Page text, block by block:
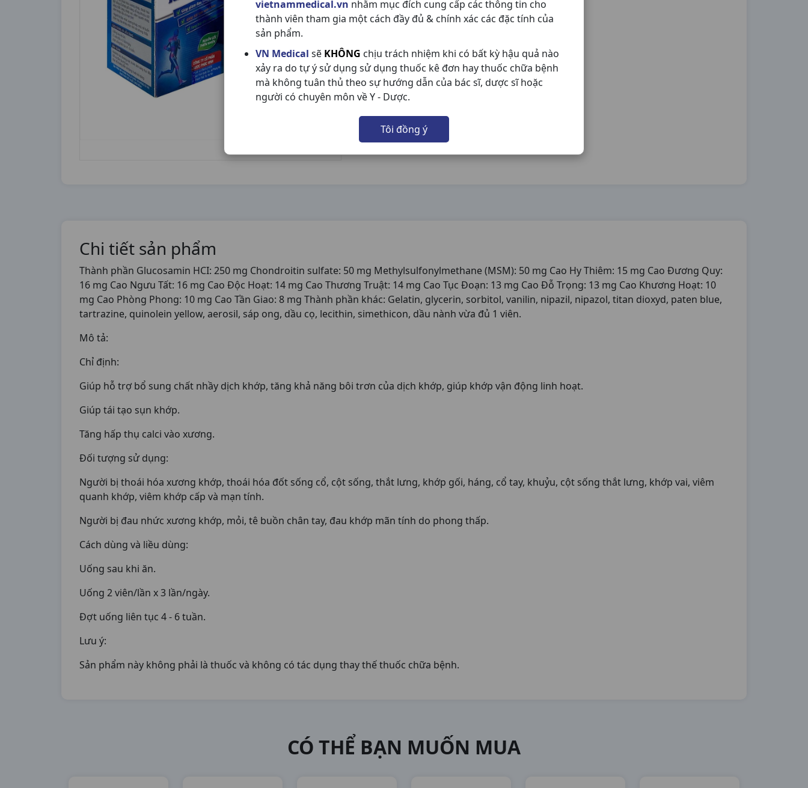
vietnammedical.vn nhằm mục đích cung cấp các thông tin cho
thành viên tham gia một cách đầy đủ & chính xác các đặc tính của
sản phẩm.
VN Medical sẽ KHÔNG chịu trách nhiệm khi có bất kỳ hậu quả nào
xảy ra do tự ý sử dụng sử dụng thuốc kê đơn hay thuốc chữa bệnh
mà không tuân thủ theo sự hướng dẫn của bác sĩ, dược sĩ hoặc
người có chuyên môn về Y - Dược.
Tôi đồng ý
Chi tiết sản phẩm
Thành phần Glucosamin HCI: 250 mg Chondroitin sulfate: 50 mg Methylsulfonylmethane (MSM): 50 mg Cao Hy Thiêm: 15 mg Cao Đương Quy:
16 mg Cao Ngưu Tất: 16 mg Cao Độc Hoạt: 14 mg Cao Thương Truật: 14 mg Cao Tục Đoạn: 13 mg Cao Đỗ Trọng: 13 mg Cao Khương Hoạt: 10
mg Cao Phòng Phong: 10 mg Cao Tần Giao: 8 mg Thành phần khác: Gelatin, glycerin, sorbitol, vanilin, nipazil, nipazol, titan dioxyd, paten blue,
tartrazine, quinolein yellow, aerosil, sáp ong, dầu cọ, lecithin, simethicon, dầu nành vừa đủ 1 viên.
Mô tả:
Chỉ định:
Giúp hỗ trợ bổ sung chất nhầy dịch khớp, tăng khả năng bôi trơn của dịch khớp, giúp khớp vận động linh hoạt.
Giúp tái tạo sụn khớp.
Tăng hấp thụ calci vào xương.
Đối tượng sử dụng:
Người bị thoái hóa xương khớp, thoái hóa đốt sống cổ, cột sống, thắt lưng, khớp gối, háng, cổ tay, khuỷu, cột sống thắt lưng, khớp vai, viêm
quanh khớp, viêm khớp cấp và mạn tính.
Người bị đau nhức xương khớp, mỏi, tê buồn chân tay, đau khớp mãn tính do phong thấp.
Cách dùng và liều dùng:
Uống sau khi ăn.
Uống 2 viên/lần x 3 lần/ngày.
Đợt uống liên tục 4 - 6 tuần.
Lưu ý:
Sản phẩm này không phải là thuốc và không có tác dụng thay thế thuốc chữa bệnh.
CÓ THỂ BẠN MUỐN MUA